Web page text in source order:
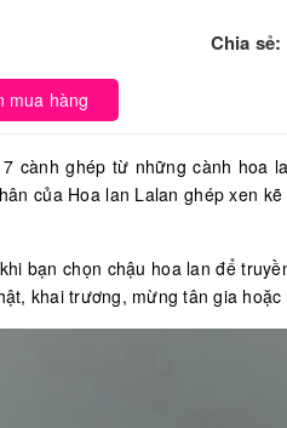
Chia sẻ:
mua hàng
cành ghép từ những cành hoa
của Hoa lan Lalan ghép xen
bạn chọn chậu hoa lan để
khai trương, mừng tân gia